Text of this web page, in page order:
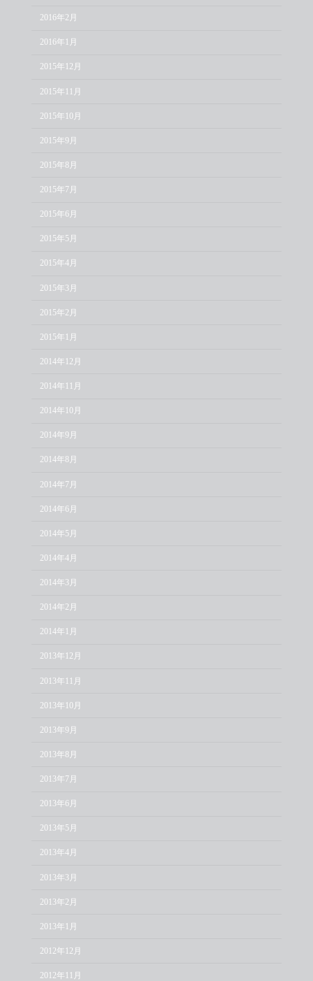
2016年2月
2016年1月
2015年12月
2015年11月
2015年10月
2015年9月
2015年8月
2015年7月
2015年6月
2015年5月
2015年4月
2015年3月
2015年2月
2015年1月
2014年12月
2014年11月
2014年10月
2014年9月
2014年8月
2014年7月
2014年6月
2014年5月
2014年4月
2014年3月
2014年2月
2014年1月
2013年12月
2013年11月
2013年10月
2013年9月
2013年8月
2013年7月
2013年6月
2013年5月
2013年4月
2013年3月
2013年2月
2013年1月
2012年12月
2012年11月